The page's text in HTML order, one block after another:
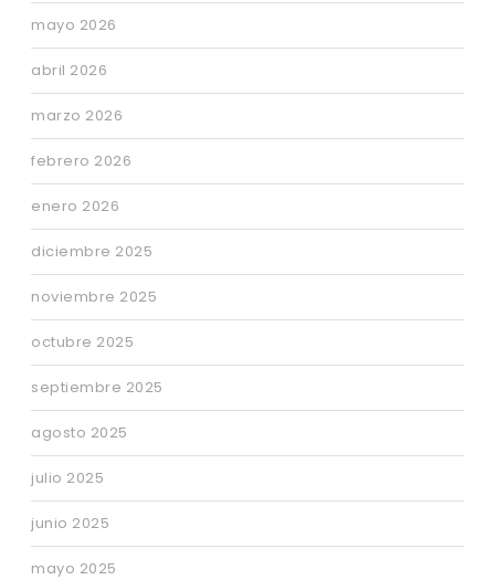
mayo 2026
abril 2026
marzo 2026
febrero 2026
enero 2026
diciembre 2025
noviembre 2025
octubre 2025
septiembre 2025
agosto 2025
julio 2025
junio 2025
mayo 2025